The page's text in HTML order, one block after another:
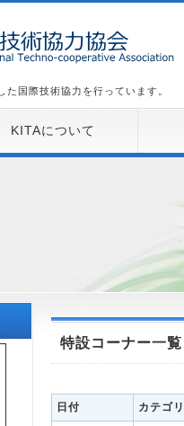
国際技術協力を行っています。
KITAについて
特設コーナー一覧
日付 カテゴ